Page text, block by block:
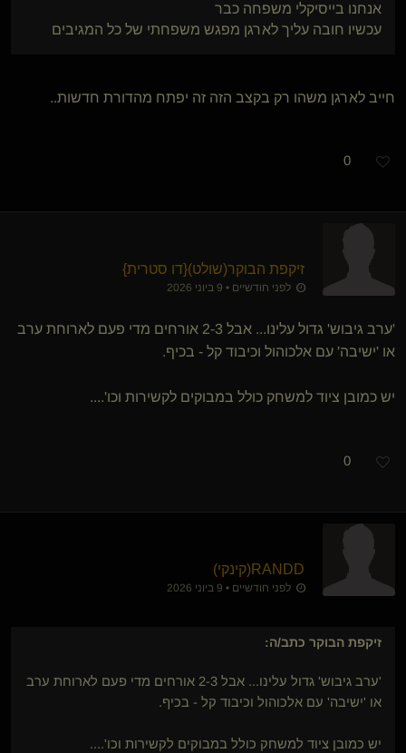
אנחנו בייסיקלי משפחה כבר
עכשיו חובה עליך לארגן מפגש משפחתי של כל המגיבים
חייב לארגן משהו רק בקצב הזה זה יפתח מהדורת חדשות..
0
זיקפת הבוקר​(שולט)​{דו סטרית}
לפני חודשיים • 9 ביוני 2026
'ערב גיבוש' גדול עלינו... אבל 2-3 אורחים מדי פעם לארוחת ערב
או 'ישיבה' עם אלכוהול וכיבוד קל - בכיף.
יש כמובן ציוד למשחק כולל במבוקים לקשירות וכו'....
0
RANDD​(קינקי)
לפני חודשיים • 9 ביוני 2026
זיקפת הבוקר כתב/ה:
'ערב גיבוש' גדול עלינו... אבל 2-3 אורחים מדי פעם לארוחת ערב
או 'ישיבה' עם אלכוהול וכיבוד קל - בכיף.
יש כמובן ציוד למשחק כולל במבוקים לקשירות וכו'....